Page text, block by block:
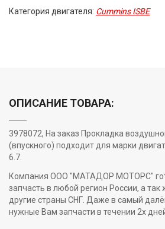
Категория двигателя: Cummins ISBE
ОПИСАНИЕ ТОВАРА:
3978072, На заказ Прокладка
(впускного) подходит для марки
6.7.
Компания ООО "МАТАДОР МОТОРС"
запчасть в любой регион России, а так
другие страны СНГ. Даже в самый
нужные Вам запчасти в течении 2х